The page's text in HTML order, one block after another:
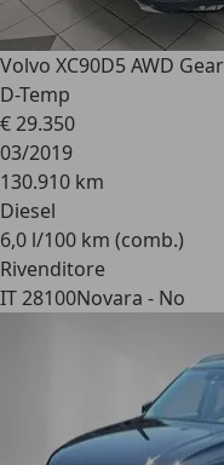
Volvo XC90D5 AWD
D-Temp
€ 29.350
03/2019
130.910 km
Diesel
6,0 l/100 km (comb.)
Rivenditore
IT 28100Novara - No